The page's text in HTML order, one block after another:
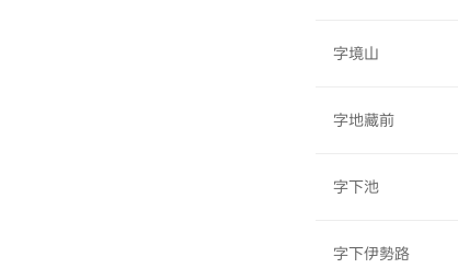
字境山
字地藏前
字下池
字下伊勢路